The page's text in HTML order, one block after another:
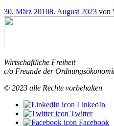
Heinz
Paqué
Aufbau
Der
Wirtschaftsprofessor
und
Minister
Interview“
Veröffentlicht
am
30. März 20108. August 2023 von
Wirtschaftliche Freiheit
c/o Freunde der
© 2023 alle Rechte vorbehalten
LinkedIn
Twitter
Facebook